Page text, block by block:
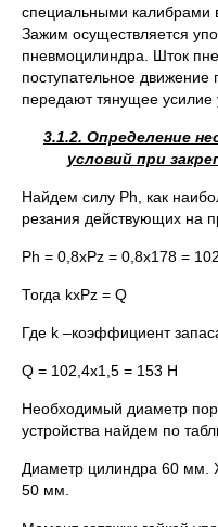
специальными калибрами
Зажим осуществляется
пневмоцилиндра. Шток
поступательное движение
передают тянущее усилие
3.1.2. Определение
условий при
Найдем силу Ph, как
резания действующих на
Ph = 0,8хPz = 0,8х178 =
Тогда kхPz = Q
Где k –коэффициент
Q = 102,4х1,5 = 153 Н
Необходимый диаметр
устройства найдем по
Диаметр цилиндра 60 мм.
50 мм.